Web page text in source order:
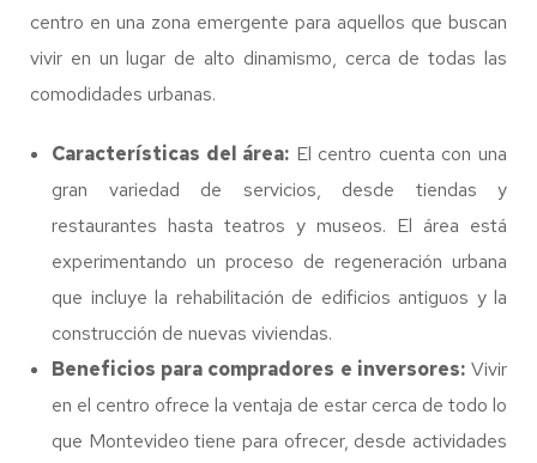
centro en una zona emergente para aquellos que buscan
vivir en un lugar de alto dinamismo, cerca de todas las
comodidades urbanas.
Características del área: El centro cuenta con una
gran variedad de servicios, desde tiendas y
restaurantes hasta teatros y museos. El área está
experimentando un proceso de regeneración urbana
que incluye la rehabilitación de edificios antiguos y la
construcción de nuevas viviendas.
Beneficios para compradores e inversores:Vivir
en el centro ofrece la ventaja de estar cerca de todo lo
que Montevideo tiene para ofrecer, desde actividades